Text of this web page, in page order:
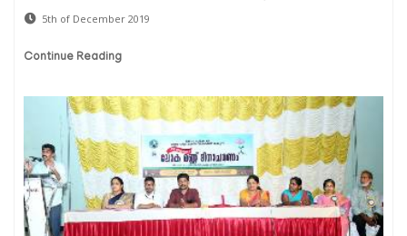
5th of December 2019
Continue Reading